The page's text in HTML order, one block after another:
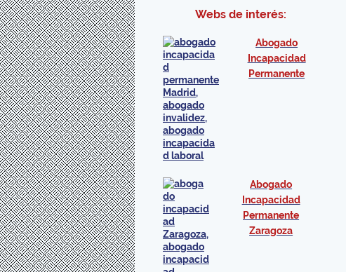
Webs de interés:
Abogado
Incapacidad
Permanente
Abogado
Incapacidad
Permanente
Zaragoza